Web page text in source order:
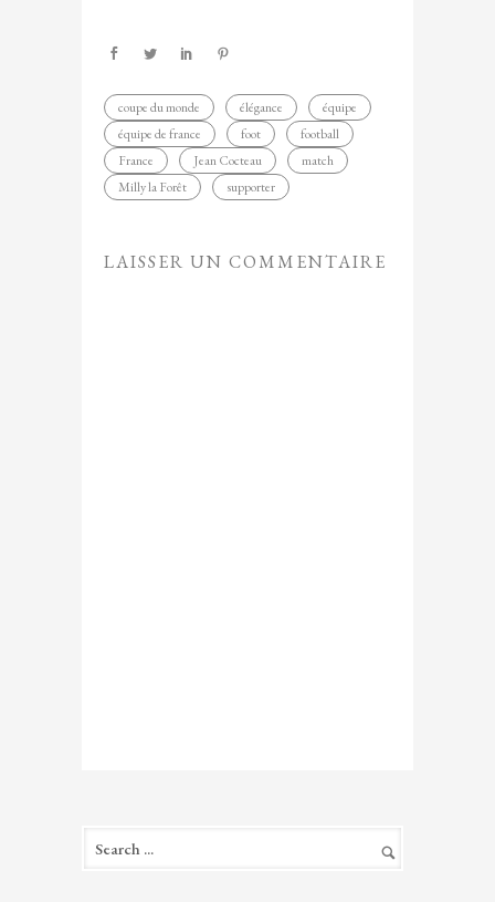
coupe du monde élégance
équipe
équipe de france
foot
football
France
Jean Cocteau
match
Milly la Forêt
supporter
LAISSER UN COMMENTAIRE